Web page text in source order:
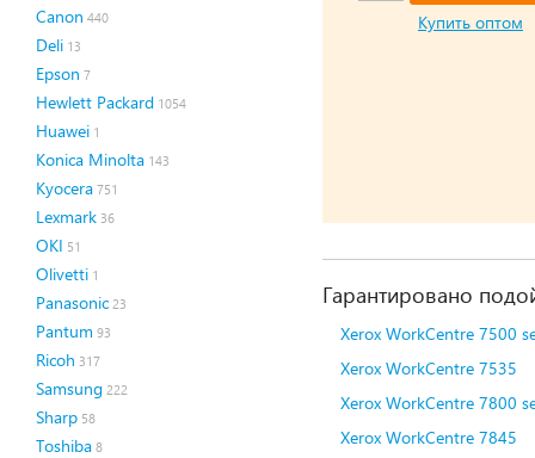
Canon 440
Deli 13
Epson 7
Hewlett Packard 1054
Huawei 1
Konica Minolta 143
Kyocera 751
Lexmark 36
OKI 51
Olivetti 1
Panasonic 23
Pantum 93
Ricoh 317
Samsung 222
Sharp 58
Toshiba 8
Купить оптом
Гарантировано
Xerox WorkCentre 7500
Xerox WorkCentre 7535
Xerox WorkCentre 7800
Xerox WorkCentre 7845